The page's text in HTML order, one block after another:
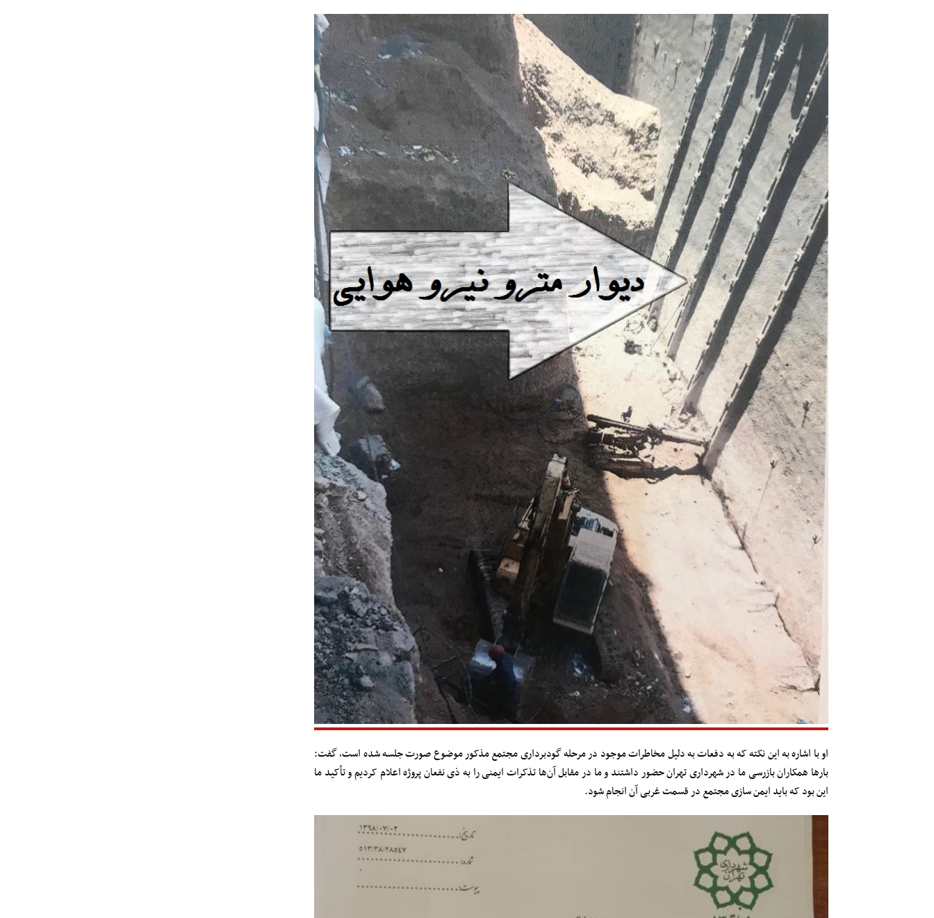
او با اشاره به این نکته که به دفعات به دلیل مخاطرات موجود در مرحله گودبرداری مجتمع مذکور موضوع صورت جلسه شده است، گفت:
بار‌ها همکاران بازرسی ما در شهرداری تهران حضور داشتند و ما در مقابل آن‌ها تذکرات ایمنی را به ذی نفعان پروژه اعلام کردیم و تأکید ما
این بود که باید ایمن سازی مجتمع در قسمت غربی آن انجام شود.